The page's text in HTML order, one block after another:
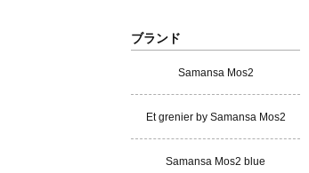
ブランド
Samansa Mos2
Et grenier by Samansa Mos2
Samansa Mos2 blue